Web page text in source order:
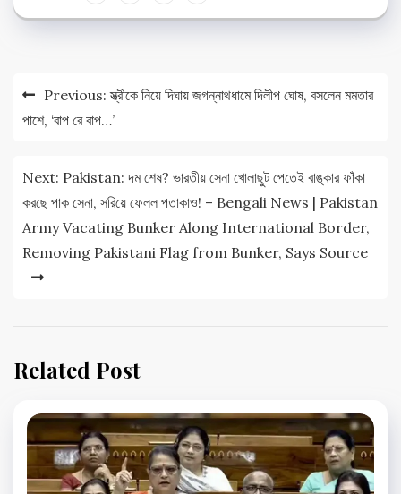
Post
navigation
Previous: স্ত্রীকে নিয়ে দিঘায় জগন্নাথধামে দিলীপ ঘোষ, বসলেন মমতার
পাশে, ‘বাপ রে বাপ…’
Next: Pakistan: দম শেষ? ভারতীয় সেনা খোলাছুট পেতেই বাঙ্কার ফাঁকা
করছে পাক সেনা, সরিয়ে ফেলল পতাকাও! – Bengali News | Pakistan
Army Vacating Bunker Along International Border,
Removing Pakistani Flag from Bunker, Says Source
Related Post